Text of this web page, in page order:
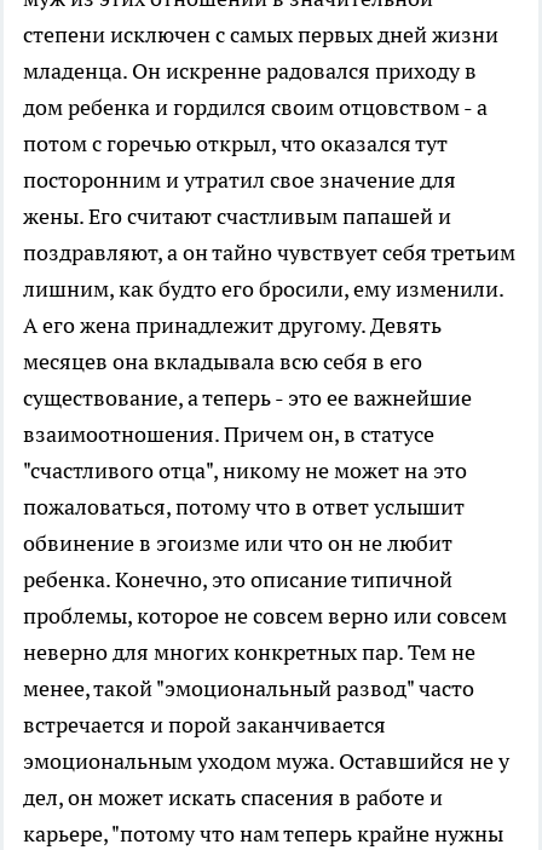
степени исключен с самых первых дней жизни
младенца. Он искренне радовался приходу в
дом ребенка и гордился своим отцовством - а
потом с горечью открыл, что оказался тут
посторонним и утратил свое значение для
жены. Его считают счастливым папашей и
поздравляют, а он тайно чувствует себя третьим
лишним, как будто его бросили, ему изменили.
А его жена принадлежит другому. Девять
месяцев она вкладывала всю себя в его
существование, а теперь - это ее важнейшие
взаимоотношения. Причем он, в статусе
"счастливого отца", никому не может на это
пожаловаться, потому что в ответ услышит
обвинение в эгоизме или что он не любит
ребенка. Конечно, это описание типичной
проблемы, которое не совсем верно или совсем
неверно для многих конкретных пар. Тем не
менее, такой "эмоциональный развод" часто
встречается и порой заканчивается
эмоциональным уходом мужа. Оставшийся не у
дел, он может искать спасения в работе и
карьере, "потому что нам теперь крайне нужны